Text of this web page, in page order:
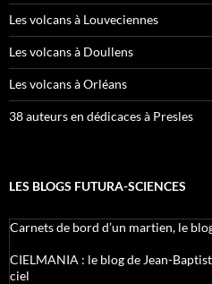
Les volcans à Louveciennes
Les volcans à Doullens
Les volcans à Orléans
38 auteurs en dédicaces à Presles
LES BLOGS FUTURA-SCIENCES
Carnets de bord d’un martien, le
CIELMANIA : le blog de Jean-
ciel